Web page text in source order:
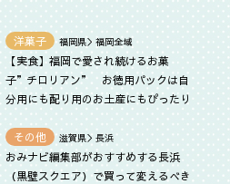
洋菓子 福岡県＞福岡全域
【実食】福岡で愛され続けるお菓
子”チロリアン” お徳用パックは自
分用にも配り用のお土産にもぴったり
その他 滋賀県＞長浜
おみナビ編集部がおすすめする長浜
（黒壁スクエア）で買って変えるべき